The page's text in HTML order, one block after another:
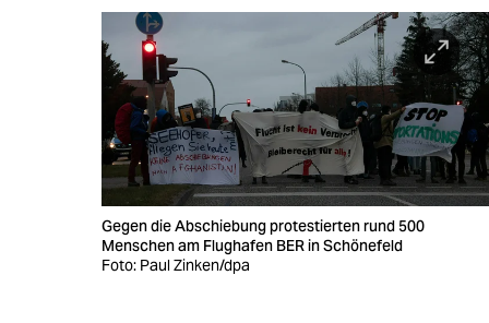
veranstaltungen
fragen & hilfe
unterstützen
Gegen die Abschiebung protestierten rund 500
Menschen am Flughafen BER in Schönefeld
Foto: Paul Zinken/dpa